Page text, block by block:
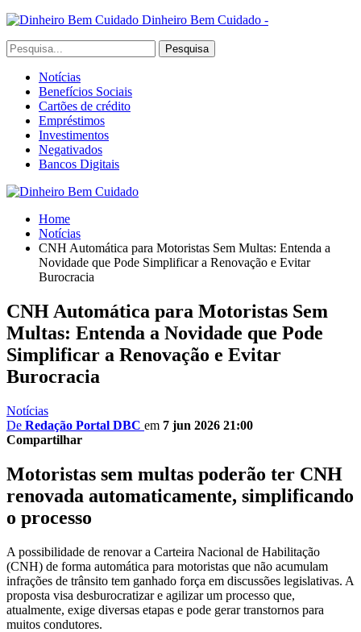
Dinheiro Bem Cuidado -
Notícias
Benefícios Sociais
Cartões de crédito
Empréstimos
Investimentos
Negativados
Bancos Digitais
Home
Notícias
CNH Automática para Motoristas Sem Multas: Entenda a
Novidade que Pode Simplificar a Renovação e Evitar
Burocracia
CNH Automática para Motoristas Sem
Multas: Entenda a Novidade que Pode
Simplificar a Renovação e Evitar
Burocracia
Notícias
De Redação Portal DBC em 7 jun 2026 21:00
Compartilhar
Motoristas sem multas poderão ter CNH
renovada automaticamente, simplificando
o processo
A possibilidade de renovar a Carteira Nacional de Habilitação
(CNH) de forma automática para motoristas que não acumulam
infrações de trânsito tem ganhado força em discussões legislativas. A
proposta visa desburocratizar e agilizar um processo que,
atualmente, exige diversas etapas e pode gerar transtornos para
muitos condutores.